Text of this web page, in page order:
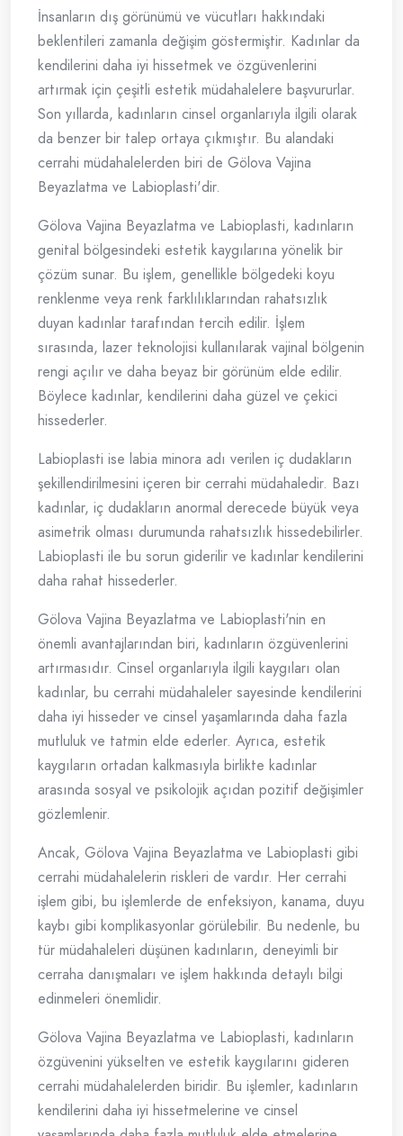
İnsanların dış görünümü ve vücutları hakkındaki
beklentileri zamanla değişim göstermiştir. Kadınlar da
kendilerini daha iyi hissetmek ve özgüvenlerini
artırmak için çeşitli estetik müdahalelere başvururlar.
Son yıllarda, kadınların cinsel organlarıyla ilgili olarak
da benzer bir talep ortaya çıkmıştır. Bu alandaki
cerrahi müdahalelerden biri de Gölova Vajina
Beyazlatma ve Labioplasti'dir.
Gölova Vajina Beyazlatma ve Labioplasti, kadınların
genital bölgesindeki estetik kaygılarına yönelik bir
çözüm sunar. Bu işlem, genellikle bölgedeki koyu
renklenme veya renk farklılıklarından rahatsızlık
duyan kadınlar tarafından tercih edilir. İşlem
sırasında, lazer teknolojisi kullanılarak vajinal bölgenin
rengi açılır ve daha beyaz bir görünüm elde edilir.
Böylece kadınlar, kendilerini daha güzel ve çekici
hissederler.
Labioplasti ise labia minora adı verilen iç dudakların
şekillendirilmesini içeren bir cerrahi müdahaledir. Bazı
kadınlar, iç dudakların anormal derecede büyük veya
asimetrik olması durumunda rahatsızlık hissedebilirler.
Labioplasti ile bu sorun giderilir ve kadınlar kendilerini
daha rahat hissederler.
Gölova Vajina Beyazlatma ve Labioplasti'nin en
önemli avantajlarından biri, kadınların özgüvenlerini
artırmasıdır. Cinsel organlarıyla ilgili kaygıları olan
kadınlar, bu cerrahi müdahaleler sayesinde kendilerini
daha iyi hisseder ve cinsel yaşamlarında daha fazla
mutluluk ve tatmin elde ederler. Ayrıca, estetik
kaygıların ortadan kalkmasıyla birlikte kadınlar
arasında sosyal ve psikolojik açıdan pozitif değişimler
gözlemlenir.
Ancak, Gölova Vajina Beyazlatma ve Labioplasti gibi
cerrahi müdahalelerin riskleri de vardır. Her cerrahi
işlem gibi, bu işlemlerde de enfeksiyon, kanama, duyu
kaybı gibi komplikasyonlar görülebilir. Bu nedenle, bu
tür müdahaleleri düşünen kadınların, deneyimli bir
cerraha danışmaları ve işlem hakkında detaylı bilgi
edinmeleri önemlidir.
Gölova Vajina Beyazlatma ve Labioplasti, kadınların
özgüvenini yükselten ve estetik kaygılarını gideren
cerrahi müdahalelerden biridir. Bu işlemler, kadınların
kendilerini daha iyi hissetmelerine ve cinsel